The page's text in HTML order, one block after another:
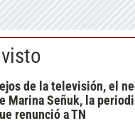
de la televisión, el
Marina Señuk, la
renunció a TN